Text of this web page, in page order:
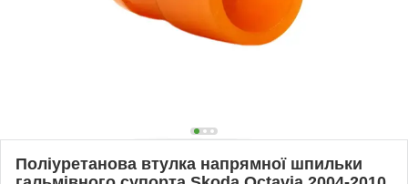
Поліуретанова втулка напрямної шпильки